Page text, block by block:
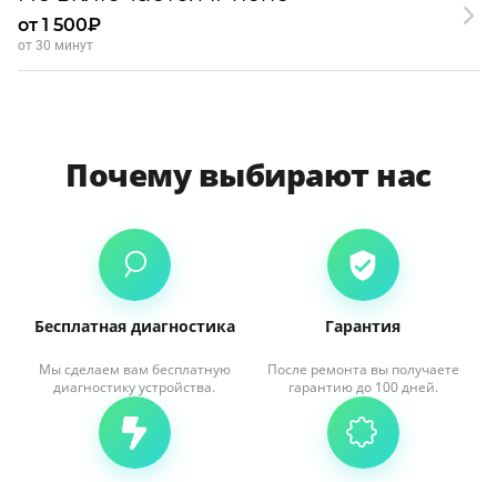
от 1 500₽
от 30 минут
Почему выбирают нас
Бесплатная диагностика
Мы сделаем вам бесплатную
диагностику устройства.
Гарантия
После ремонта вы получаете
гарантию до 100 дней.